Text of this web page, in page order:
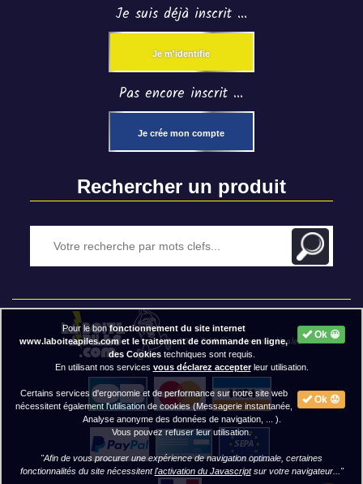
Je suis déjà inscrit ...
Je m'identifie
Pas encore inscrit ...
Je crée mon compte
Rechercher un produit
2020 BAP ⓒ - Mentions légales
Ok 😀
Pour le bonfonctionnement du site internet
www.laboiteapiles.com et le traitement de commande en ligne,
des Cookiestechniques sont requis.
En utilisant nos services vous déclarez accepterleur utilisation.
Ok 😟
Certains services d'ergonomie et de performance sur notre site web
nécessitent également l'utilisation de cookies (Messagerie instantanée,
Analyse anonyme des données de navigation, ... ).
Vous pouvez refuser leur utilisation.
"Afin de vous procurer une expérience de navigation optimale, certaines
fonctionnalités du site nécessitentl'activation du Javascriptsur votre navigateur..."